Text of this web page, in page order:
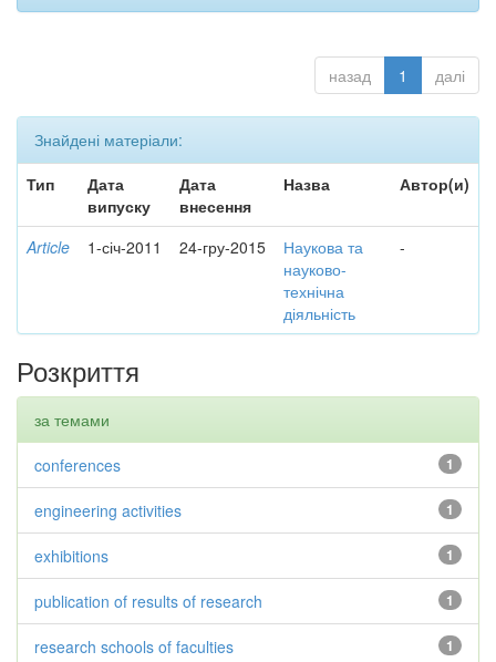
назад 1 далі
Знайдені матеріали:
Тип
Дата
випуску
Дата
внесення
Назва Автор(и)
Article 1-січ-2011 24-гру-2015
Наукова та
науково-
технічна
діяльність
-
Розкриття
за темами
1
conferences
1
engineering activities
1
exhibitions
1
publication of results of research
1
research schools of faculties